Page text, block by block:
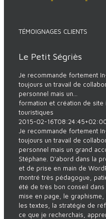
TÉMOIGNAGES CLIENTS
Le Petit Ségriès
Je recommande fortement
toujours un travail de
personnel mais un...
formation et création de
touristiques
2015-02-
Je recommande fortement
toujours un travail de
personnel mais un grand
Stéphane. D'abord dans la
et de prise en main de
montré très pédagogue,
été de très bon conseil
mise en page, le
les textes, la stratégie de
ce que je recherchais,